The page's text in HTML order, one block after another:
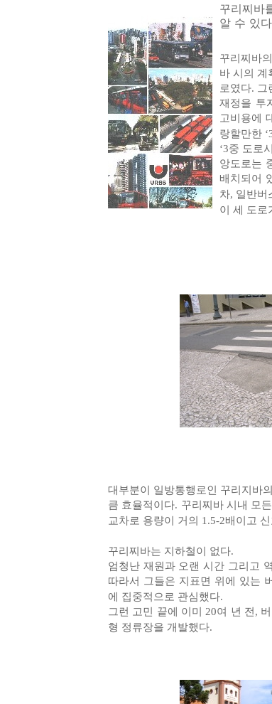
꾸리찌바
알 수 있
꾸리찌바
바 시의 계
로였다. 그
재정을 투
고비용에
랑할만한
‘3중 도로
앙도로는
배치되어
차, 일반버
이 세 도로
대부분이 일방통행로인 꾸리지바
큼 효율적이다. 꾸리찌바 시내 모
교차로 용량이 거의 1.5-2배이고
꾸리찌바는 지하철이 없다.
엄청난 재원과 오랜 시간 그리고
따라서 그들은 지표면 위에 있는
에 집중적으로 관심했다.
그런 고민 끝에 이미 20여 년 전,
형 정류장을 개발했다.